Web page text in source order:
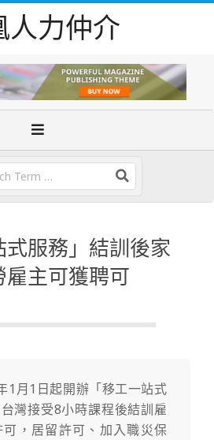
人力仲介
式服務」結訓後家
雇主可獲聘可
1月1日起開辦「移工一站式
灣接受8小時課程後結訓雇
，居留許可、加入職災保